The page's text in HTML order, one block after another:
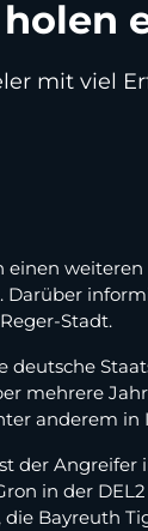
mit viel
einen
Stadt.
deutsche
mehrere
anderem
ist der
in der
die Bayreuth